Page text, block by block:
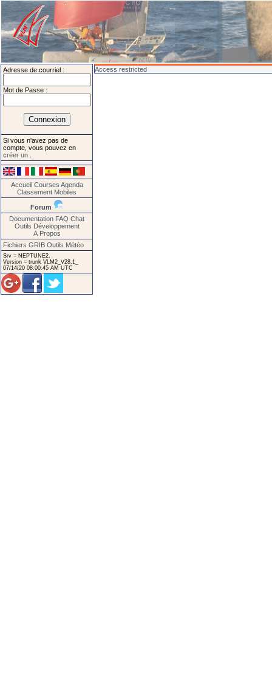
Adresse de courriel :
Mot de Passe :
Si vous n'avez pas de
compte, vous pouvez en
créer un
Accueil Courses Agenda
Classement Mobiles
Forum
Documentation FAQ Chat
Outils Développement
A Propos
Fichiers GRIB Outils Météo
Srv = NEPTUNE2.
Version = trunk VLM2_V28.1_
07/14/20 08:00:45 AM UTC
Access restricted